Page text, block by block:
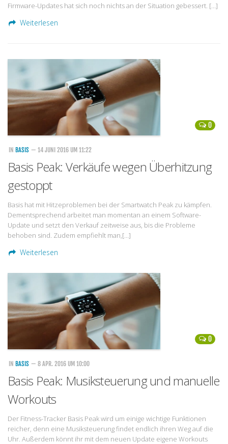
Firmware-Updates hat sich noch nichts an der Situation gebessert. […]
Weiterlesen
0
IN BASIS — 14 JUNI 2016 UM 11:22
Basis Peak: Verkäufe wegen Überhitzung
gestoppt
Basis hat mit Hitzeproblemen bei der Smartwatch Peak zu kämpfen.
Dementsprechend arbeitet man momentan an einem Software-
Update und setzt den Verkauf zeitweise aus, bis die Probleme
behoben sind. Zudem empfiehlt man,[…]
Weiterlesen
0
IN BASIS — 8 APR. 2016 UM 10:00
Basis Peak: Musiksteuerung und manuelle
Workouts
Der Fitness-Tracker Basis Peak wird um einige wichtige Funktionen
reicher, denn eine Musiksteuerung findet endlich ihren Weg auf die
Uhr. Außerdem könnt ihr mit dem neuen Update eigene Workouts